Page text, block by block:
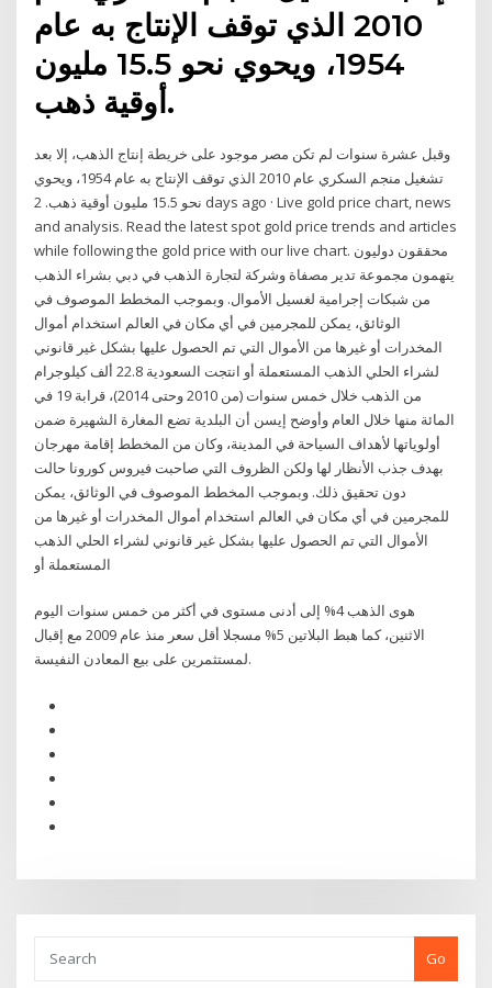
2010 الذي توقف الإنتاج به عام
1954، ويحوي نحو 15.5 مليون
أوقية ذهب.
وقبل عشرة سنوات لم تكن مصر موجود على خريطة إنتاج الذهب، إلا بعد
تشغيل منجم السكري عام 2010 الذي توقف الإنتاج به عام 1954، ويحوي
نحو 15.5 مليون أوقية ذهب. 2 days ago · Live gold price chart, news
and analysis. Read the latest spot gold price trends and articles
while following the gold price with our live chart. محققون دوليون
يتهمون مجموعة تدير مصفاة وشركة لتجارة الذهب في دبي بشراء الذهب
من شبكات إجرامية لغسيل الأموال. وبموجب المخطط الموصوف في
الوثائق، يمكن للمجرمين في أي مكان في العالم استخدام أموال
المخدرات أو غيرها من الأموال التي تم الحصول عليها بشكل غير قانوني
لشراء الحلي الذهب المستعملة أو انتجت السعودية 22.8 ألف كيلوجرام
من الذهب خلال خمس سنوات (من 2010 وحتى 2014)، قرابة 19 في
المائة منها خلال العام وأوضح إيسن أن البلدية تضع المغارة الشهيرة ضمن
أولوياتها لأهداف السياحة في المدينة، وكان من المخطط إقامة مهرجان
بهدف جذب الأنظار لها ولكن الظروف التي صاحبت فيروس كورونا حالت
دون تحقيق ذلك. وبموجب المخطط الموصوف في الوثائق، يمكن
للمجرمين في أي مكان في العالم استخدام أموال المخدرات أو غيرها من
الأموال التي تم الحصول عليها بشكل غير قانوني لشراء الحلي الذهب
المستعملة أو
هوى الذهب 4% إلى أدنى مستوى في أكثر من خمس سنوات اليوم
الاثنين، كما هبط البلاتين 5% مسجلا أقل سعر منذ عام 2009 مع إقبال
لمستثمرين على بيع المعادن النفيسة.
Go